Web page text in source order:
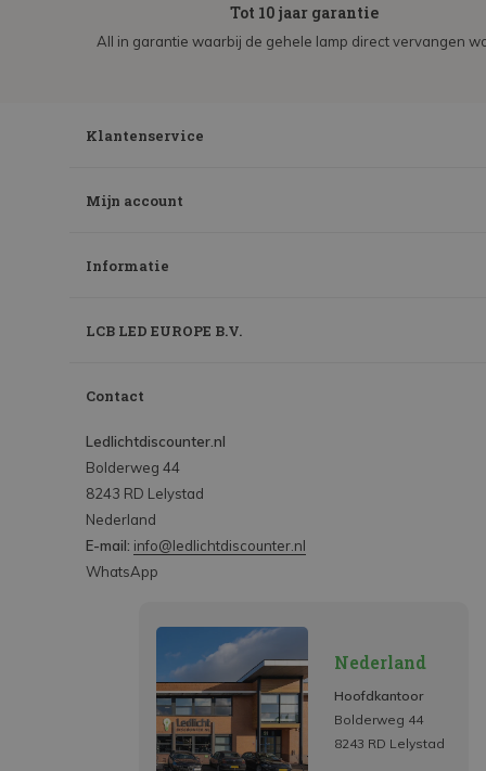
Tot 10 jaar garantie
All in garantie waarbij de gehele lamp direct vervangen
Klantenservice
Mijn account
Informatie
LCB LED EUROPE B.V.
Contact
Ledlichtdiscounter.nl
Bolderweg 44
8243 RD Lelystad
Nederland
E-mail: info@ledlichtdiscounter.nl
WhatsApp
Nederland
Hoofdkantoor
Bolderweg 44
8243 RD Lelystad